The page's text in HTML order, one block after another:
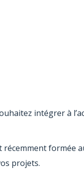
intégrer à
récemment formée
projets.